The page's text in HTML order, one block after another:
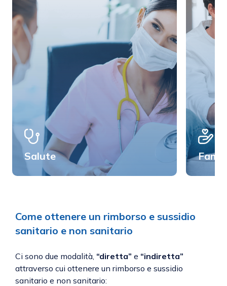
Salute
Come ottenere un rimborso e sussidio
sanitario e non sanitario
Ci sono due modalità, “diretta” e “indiretta”
attraverso cui ottenere un rimborso e sussidio
sanitario e non sanitario: